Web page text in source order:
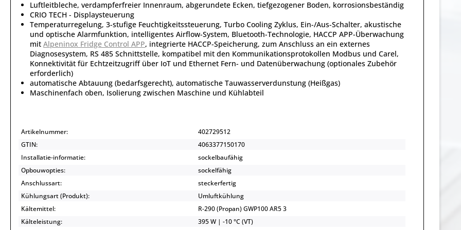
Luftleitbleche, verdampferfreier Innenraum, abgerundete Ecken, tiefgezogener Boden, korrosionsbeständig
CRIO TECH - Displaysteuerung
Temperaturregelung, 3-stufige Feuchtigkeitssteuerung, Turbo Cooling Zyklus, Ein-/Aus-Schalter, akustische
und optische Alarmfunktion, intelligentes Airflow-System, Bluetooth-Technologie, HACCP APP-Überwachung
mit Alpeninox Fridge Control APP, integrierte HACCP-Speicherung, zum Anschluss an ein externes
Diagnosesystem, RS 485 Schnittstelle, kompatibel mit den Kommunikationsprotokollen Modbus und Carel,
Konnektivität für Echtzeitzugriff über IoT und Ethernet Fern- und Datenüberwachung (optionales Zubehör
erforderlich)
automatische Abtauung (bedarfsgerecht), automatische Tauwasserverdunstung (Heißgas)
Maschinenfach oben, Isolierung zwischen Maschine und Kühlabteil
Artikelnummer:
402729512
GTIN:
4063377150170
Installatie-informatie:
sockelbaufähig
Opbouwopties:
sockelfähig
Anschlussart:
steckerfertig
Kühlungsart (Produkt):
Umluftkühlung
Kältemittel:
R-290 (Propan) GWP100 AR5 3
Kälteleistung:
395 W | -10 °C (VT)